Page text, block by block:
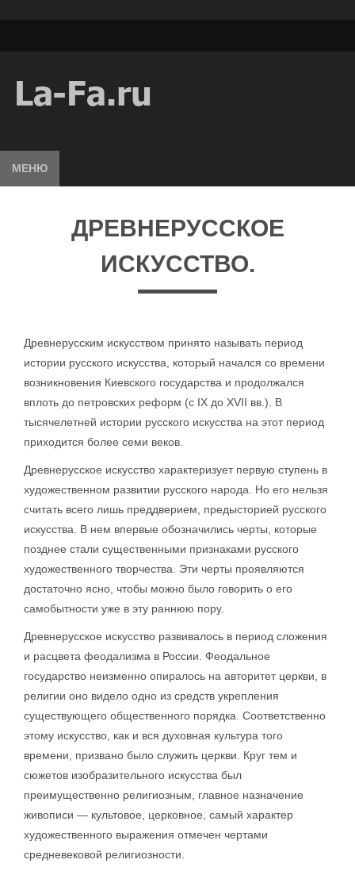
МЕНЮ
ДРЕВНЕРУССКОЕ
ИСКУССТВО.
Древнерусским искусством принято называть период
истории русского искусства, который начался со времени
возникновения Киевского государства и продолжался
вплоть до петровских реформ (с IX до XVII вв.). В
тысячелетней истории русского искусства на этот период
приходится более семи веков.
Древнерусское искусство характеризует первую ступень в
художественном развитии русского народа. Но его нельзя
считать всего лишь преддверием, предысторией русского
искусства. В нем впервые обозначились черты, которые
позднее стали существенными признаками русского
художественного творчества. Эти черты проявляются
достаточно ясно, чтобы можно было говорить о его
самобытности уже в эту раннюю пору.
Древнерусское искусство развивалось в период сложения
и расцвета феодализма в России. Феодальное
государство неизменно опиралось на авторитет церкви, в
религии оно видело одно из средств укрепления
существующего общественного порядка. Соответственно
этому искусство, как и вся духовная культура того
времени, призвано было служить церкви. Круг тем и
сюжетов изобразительного искусства был
преимущественно религиозным, главное назначение
живописи — культовое, церковное, самый характер
художественного выражения отмечен чертами
средневековой религиозности.